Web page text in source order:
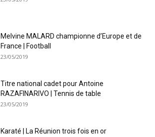
Melvine MALARD championne d’Europe et de
France | Football
23/05/2019
Titre national cadet pour Antoine
RAZAFINARIVO | Tennis de table
23/05/2019
Karaté | La Réunion trois fois en or